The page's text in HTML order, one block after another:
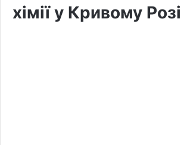
хімії у Кривому Розі